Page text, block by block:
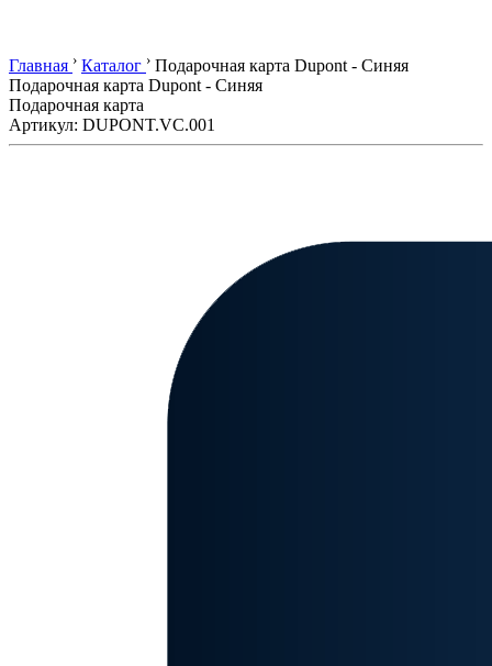
Главная › Каталог › Подарочная карта Dupont - Cиняя
Подарочная карта Dupont - Cиняя
Подарочная карта
Артикул: DUPONT.VC.001